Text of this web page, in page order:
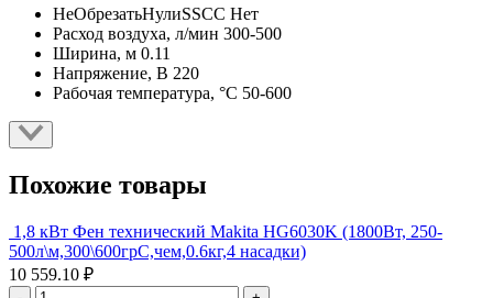
НеОбрезатьНулиSSCC Нет
Расход воздуха, л/мин 300-500
Ширина, м 0.11
Напряжение, В 220
Рабочая температура, °C 50-600
Похожие товары
1,8 кВт Фен технический Makita HG6030K (1800Вт, 250-
500л\м,300\600грС,чем,0.6кг,4 насадки)
10 559.10 ₽